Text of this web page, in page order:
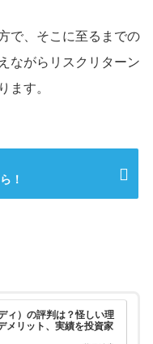
で、そこに至るまでの
ながらリスクリターン
ます。
！
ィ）の評判は？怪しい理
メリット、実績を投資家